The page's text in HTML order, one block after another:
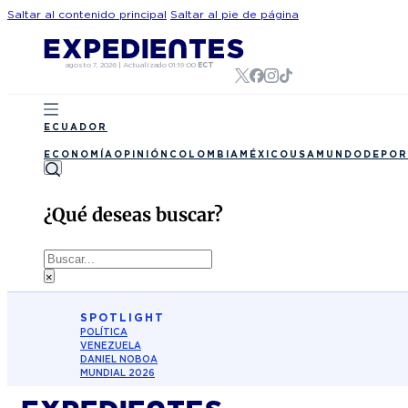
Saltar al contenido principal Saltar al pie de página
agosto 7, 2026 | Actualizado 01:19:00 ECT
ECUADOR
ECONOMÍA OPINIÓN COLOMBIA MÉXICO USA MUNDO
¿Qué deseas buscar?
Buscar
×
SPOTLIGHT
POLÍTICA
VENEZUELA
DANIEL NOBOA
MUNDIAL 2026